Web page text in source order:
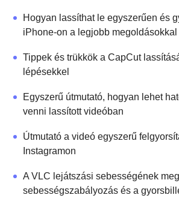
Hogyan lassíthat le egyszerűen és
iPhone-on a legjobb megoldásokkal
Tippek és trükkök a CapCut
lépésekkel
Egyszerű útmutató, hogyan lehet
venni lassított videóban
Útmutató a videó egyszerű
Instagramon
A VLC lejátszási sebességének
sebességszabályozás és a